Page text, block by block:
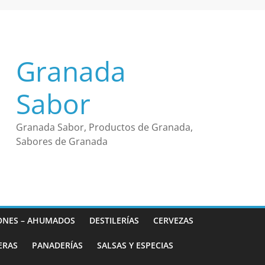
Granada
Sabor
Granada Sabor, Productos de Granada,
Sabores de Granada
– AHUMADOS DESTILERÍAS CERVEZAS
PANADERÍAS SALSAS Y ESPECIAS